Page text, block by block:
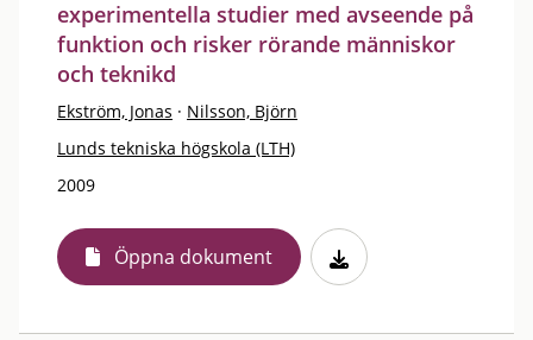
experimentella studier med avseende på
funktion och risker rörande människor
och teknikd
Ekström, Jonas · Nilsson, Björn
Lunds tekniska högskola (LTH)
2009
Öppna dokument